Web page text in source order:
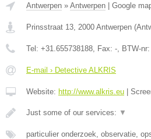
Antwerpen » Antwerpen Google
Prinsstraat 13 2000 Antwerpen (
Tel: +31.655738188 , Fax: - , BTW-nr:
E-mail › Detective ALKRIS
Website: http://www.alkris.eu
Just some of our services: ▼
particulier onderzoek, observatie,